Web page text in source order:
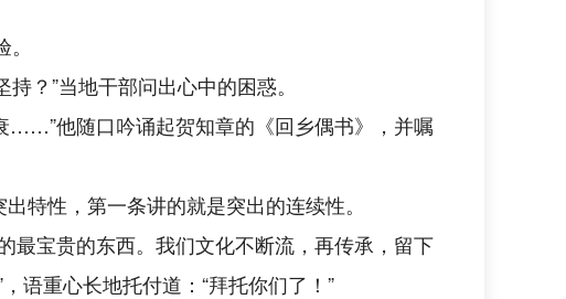
？”当地干部问出心中的困惑。
……”他随口吟诵起贺知章的《回乡偶书》，并嘱
特性，第一条讲的就是突出的连续性。
最宝贵的东西。我们文化不断流，再传承，留下
语重心长地托付道：“拜托你们了！”